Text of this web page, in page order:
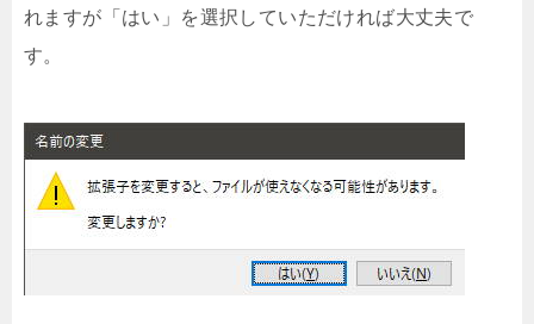
れますが「はい」を選択していただければ大丈夫で
す。